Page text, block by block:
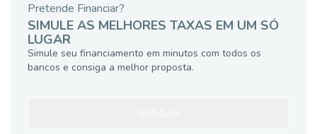
Pretende Financiar?
SIMULE AS MELHORES TAXAS EM UM SÓ
LUGAR
Simule seu financiamento em minutos com todos os
bancos e consiga a melhor proposta.